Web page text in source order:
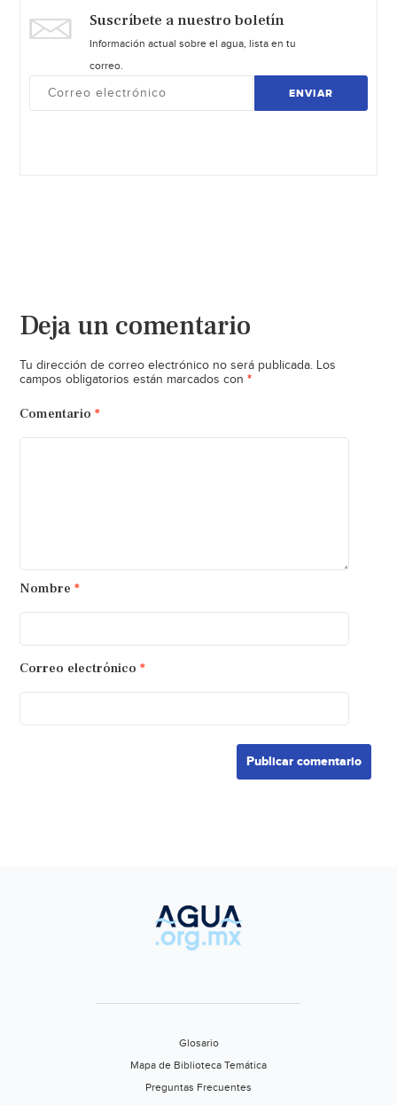
Suscríbete a nuestro boletín
Información actual sobre el agua, lista en tu
correo.
ENVIAR
Deja un comentario
Tu dirección de correo electrónico no será publicada. Los
campos obligatorios están marcados con *
Comentario *
Nombre *
Correo electrónico *
Glosario
Mapa de Biblioteca Temática
Preguntas Frecuentes